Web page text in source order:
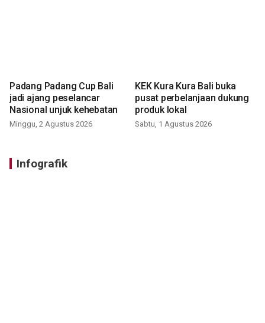
Padang Padang Cup Bali
jadi ajang peselancar
Nasional unjuk kehebatan
Minggu, 2 Agustus 2026
KEK Kura Kura Bali buka
pusat perbelanjaan dukung
produk lokal
Sabtu, 1 Agustus 2026
Infografik